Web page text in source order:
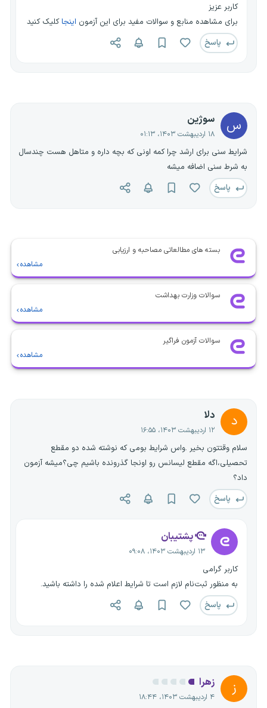
کاربر عزیز
برای مشاهده منابع و سوالات مفید برای این آزمون اینجاکلیک کنید
پاسخ
س سوژین
۱۸ اردیبهشت ۱۴۰۳، ۰۱:۱۳
شرایط سنی برای ارشد چرا کمه اونی که بچه داره و متاهل هست چندسال
به شرط سنی اضافه میشه
پاسخ
بسته های مطالعاتی مصاحبه و ارزیابی
مشاهده
سوالات وزارت بهداشت
مشاهده
سوالات آزمون فراگیر
مشاهده
د دلا
۱۲ اردیبهشت ۱۴۰۳، ۱۶:۵۵
سلام وقتتون بخیر .واس شرایط بومی که نوشته شده دو مقطع
تحصیلی،اگه مقطع لیسانس رو اونجا گذرونده باشیم چی؟میشه آزمون
داد؟
پاسخ
پشتیبان
۱۳ اردیبهشت ۱۴۰۳، ۰۹:۰۸
کاربر گرامی
به منظور ثبت‌نام لازم است تا شرایط اعلام شده را داشته باشید.
پاسخ
ز زهرا
۴ اردیبهشت ۱۴۰۳، ۱۸:۴۴